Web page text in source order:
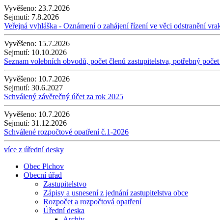
Vyvěšeno: 23.7.2026
Sejmutí: 7.8.2026
Veřejná vyhláška - Oznámení o zahájení řízení ve věci odstranění
Vyvěšeno: 15.7.2026
Sejmutí: 10.10.2026
Seznam volebních obvodů, počet členů zastupitelstva, potřebný
Vyvěšeno: 10.7.2026
Sejmutí: 30.6.2027
Schválený závěrečný účet za rok 2025
Vyvěšeno: 10.7.2026
Sejmutí: 31.12.2026
Schválené rozpočtové opatření č.1-2026
více z úřední desky
Obec Plchov
Obecní úřad
Zastupitelstvo
Zápisy a usnesení z jednání zastupitelstva obce
Rozpočet a rozpočtová opatření
Úřední deska